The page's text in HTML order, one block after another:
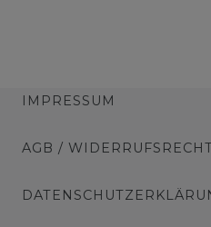
IMPRESSUM
AGB /